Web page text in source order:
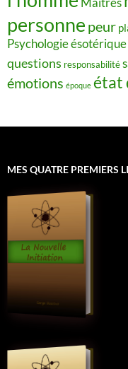
personne peur
Psychologie ésotérique
questions responsabilité
émotions époque état
MES QUATRE PREMIERS